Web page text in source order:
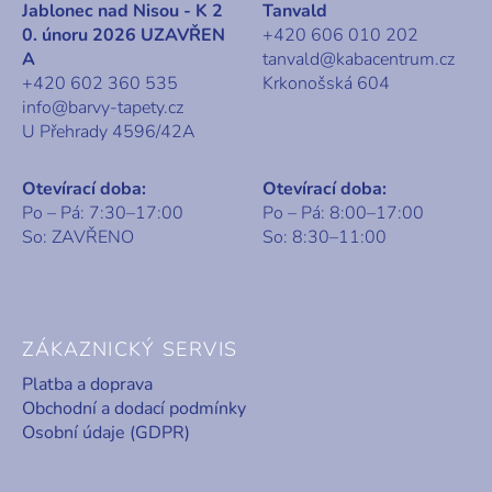
Jablonec nad Nisou - K 2
0. únoru 2026 UZAVŘEN
A
+420 602 360 535
info@barvy-tapety.cz
U Přehrady 4596/42A
Tanvald
+420 606 010 202
tanvald@kabacentrum.cz
Krkonošská 604
Otevírací doba:
Po – Pá: 7:30–17:00
So: ZAVŘENO
Otevírací doba:
Po – Pá: 8:00–17:00
So: 8:30–11:00
ZÁKAZNICKÝ SERVIS
Platba a doprava
Obchodní a dodací podmínky
Osobní údaje (GDPR)